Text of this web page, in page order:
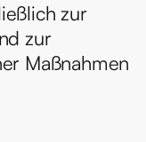
zur
zur
Maßnahmen